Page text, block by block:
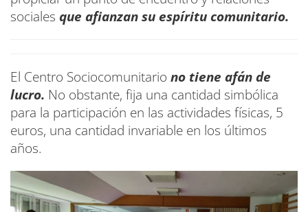
sociales que afianzan su espíritu comunitario.
El Centro Sociocomunitario no tiene afán de
lucro. No obstante, fija una cantidad simbólica
para la participación en las actividades físicas, 5
euros, una cantidad invariable en los últimos
años.